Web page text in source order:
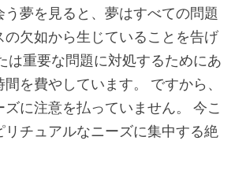
夢を見ると、夢はすべての問題
の欠如から生じていることを告げ
は重要な問題に対処するためにあ
を費やしています。 ですから、
に注意を払っていません。 今こ
リチュアルなニーズに集中する絶